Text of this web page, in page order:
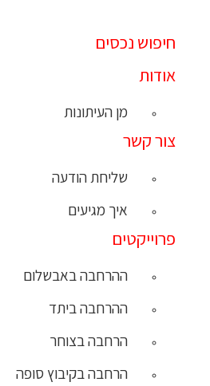
חיפוש נכסים
אודות
מן העיתונות
צור קשר
שליחת הודעה
איך מגיעים
פרוייקטים
ההרחבה באבשלום
ההרחבה ביתד
הרחבה בצוחר
הרחבה בקיבוץ סופה